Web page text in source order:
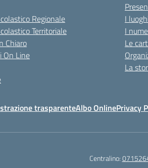
Regionale
Territoriale
Chiaro
On Line
I luoghi
I
Le
La
trasparenteAlbo OnlinePrivacy
Centralino: